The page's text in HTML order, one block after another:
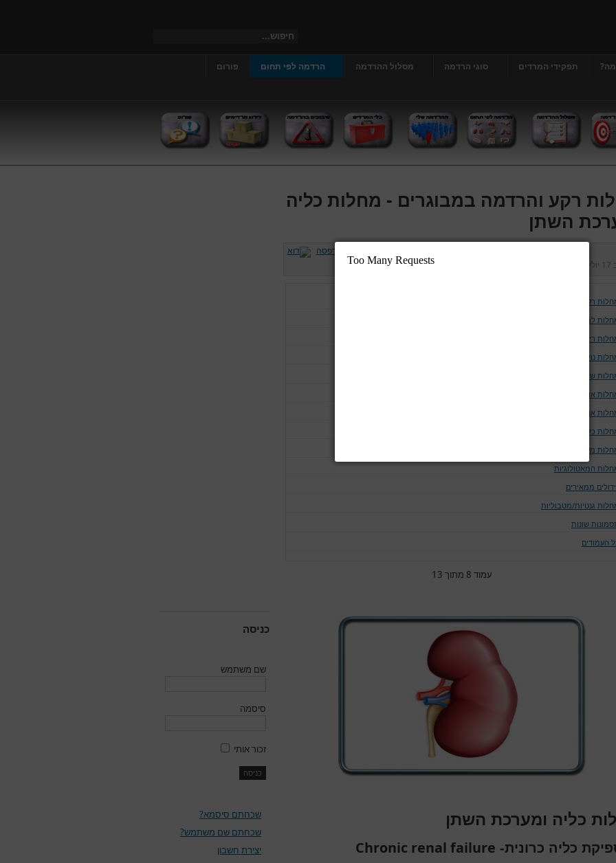
תפקידי המרדים סוגי הרדמה מסלול ההרדמה הרדמה לפי תחום
פורום
רקע והרדמה במבוגרים - מחלות כליה
השתן
17 יולי 2013 כניסות:413110
רקע והרדמה במבוגרים
לב וכלי דם
ריאה ודרכי האויר
נוירולוגיות
שלד
אוטו-אימוניות
אנדוקריניות
כליה ומערכת השתן
מערכת העיכול
המאטולוגיות
ממאירים
גנטיות/מטבוליות
שונות
העמודים
עמוד 8 מתוך 13
כליה ומערכת השתן
כליה כרונית- Chronic renal failure
כניסה
שם משתמש
סיסמה
זכור אותי
שכחתם סיסמא?
שכחתם שם משתמש?
יצירת חשבון